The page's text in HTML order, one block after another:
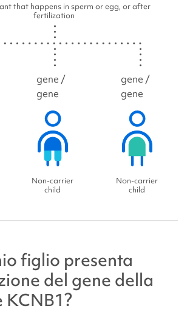
that happens in sperm or egg, or after
fertilization
gene /
gene
Non-carrier
child
gene /
gene
Non-carrier
child
figlio presenta
del gene della
?